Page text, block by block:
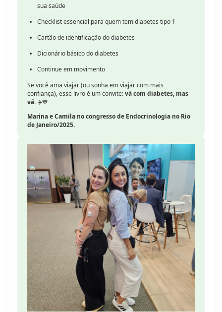
sua saúde
Checklist essencial para quem tem diabetes tipo 1
Cartão de identificação do diabetes
Dicionário básico do diabetes
Continue em movimento
Se você ama viajar (ou sonha em viajar com mais
confiança), esse livro é um convite:vá com diabetes, mas
vá. ✈️💙
Marina e Camila no congresso de Endocrinologia no Rio
de Janeiro/2025.